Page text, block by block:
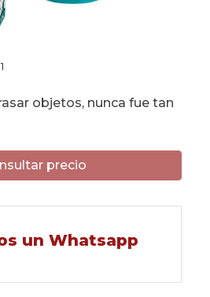
objetos, nunca fue tan
precio
un Whatsapp